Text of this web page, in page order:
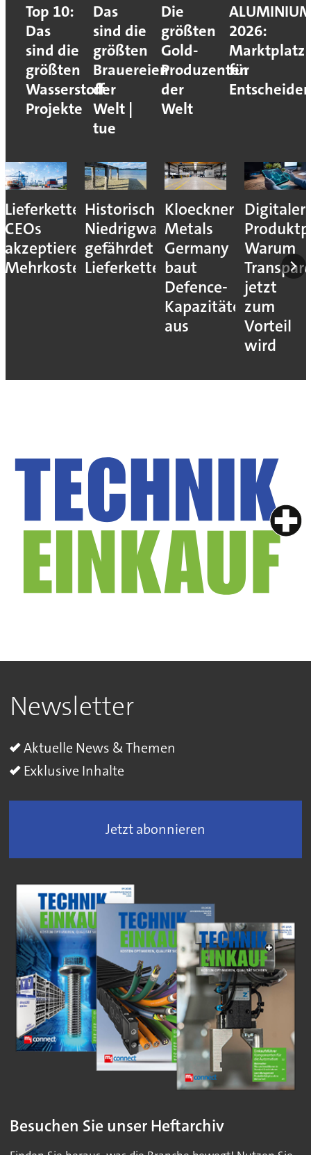
Top 10:
Das
sind die
größten
Wasserstoff-
Projekte
Das
sind die
größten
Brauereien
der
Welt |
tue
Die
größten
Gold-
Produzenten
der
Welt
2026:
Marktplatz
für
Entscheider
Lieferkettenresilienz:
CEOs
akzeptieren
Mehrkosten
Historisches
Niedrigwasser
gefährdet
Lieferketten
Kloeckner
Metals
Germany
baut
Defence-
Kapazitäten
aus
Digitaler
Warum
jetzt
zum
Vorteil
wird
Newsletter
Aktuelle News & Themen
Exklusive Inhalte
Jetzt abonnieren
Besuchen Sie unser Heftarchiv